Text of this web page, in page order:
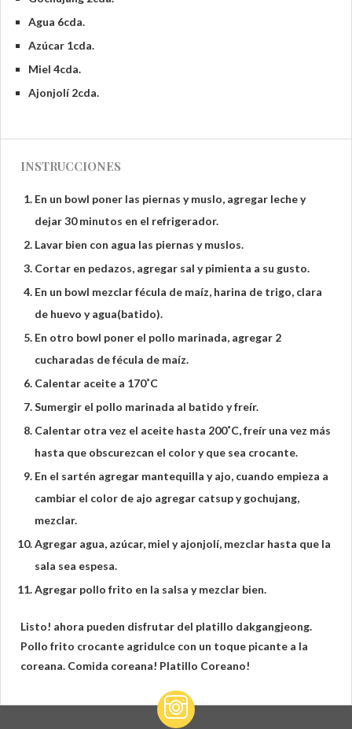
Agua 6cda.
Azúcar 1cda.
Miel 4cda.
Ajonjolí 2cda.
INSTRUCCIONES
En un bowl poner las piernas y muslo, agregar leche y
dejar 30 minutos en el refrigerador.
Lavar bien con agua las piernas y muslos.
Cortar en pedazos, agregar sal y pimienta a su gusto.
En un bowl mezclar fécula de maíz, harina de trigo, clara
de huevo y agua(batido).
En otro bowl poner el pollo marinada, agregar 2
cucharadas de fécula de maíz.
Calentar aceite a 170˚C
Sumergir el pollo marinada al batido y freír.
Calentar otra vez el aceite hasta 200˚C, freír una vez más
hasta que obscurezcan el color y que sea crocante.
En el sartén agregar mantequilla y ajo, cuando empieza a
cambiar el color de ajo agregar catsup y gochujang,
mezclar.
Agregar agua, azúcar, miel y ajonjolí, mezclar hasta que la
sala sea espesa.
Agregar pollo frito en la salsa y mezclar bien.
Listo! ahora pueden disfrutar del platillo dakgangjeong.
Pollo frito crocante agridulce con un toque picante a la
coreana. Comida coreana! Platillo Coreano!